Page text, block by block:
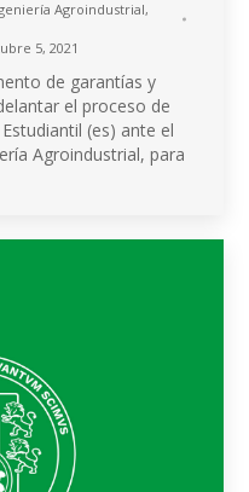
Agroindustrial,
5, 2021
de garantías y
el proceso de
(es) ante el
Agroindustrial, para